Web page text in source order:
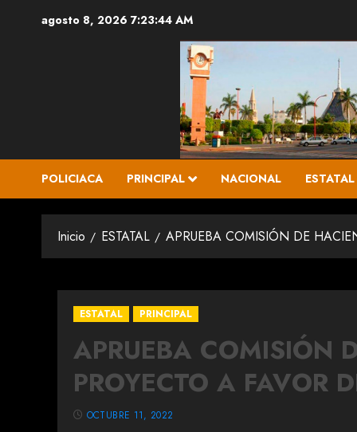
agosto 8, 2026 7:23:45 AM
POLICIACA PRINCIPAL NACIONAL ESTATAL
Inicio ESTATAL APRUEBA COMISIÓN DE
ESTATAL PRINCIPAL
APRUEBA COMISIÓN
PROYECTO A FAVOR
OCTUBRE 11, 2022